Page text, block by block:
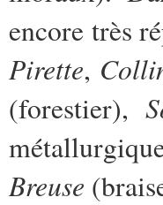
encore très
Pirette,
(forestier),
Breuse